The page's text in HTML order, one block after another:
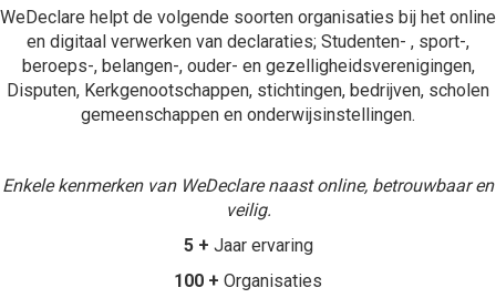
WeDeclare helpt de volgende soorten organisaties bij het online
en digitaal verwerken van declaraties; Studenten- , sport-,
beroeps-, belangen-, ouder- en gezelligheidsverenigingen,
Disputen, Kerkgenootschappen, stichtingen, bedrijven, scholen
gemeenschappen en onderwijsinstellingen.
Enkele kenmerken van WeDeclare naast online, betrouwbaar en
veilig.
5 + Jaar ervaring
100 + Organisaties